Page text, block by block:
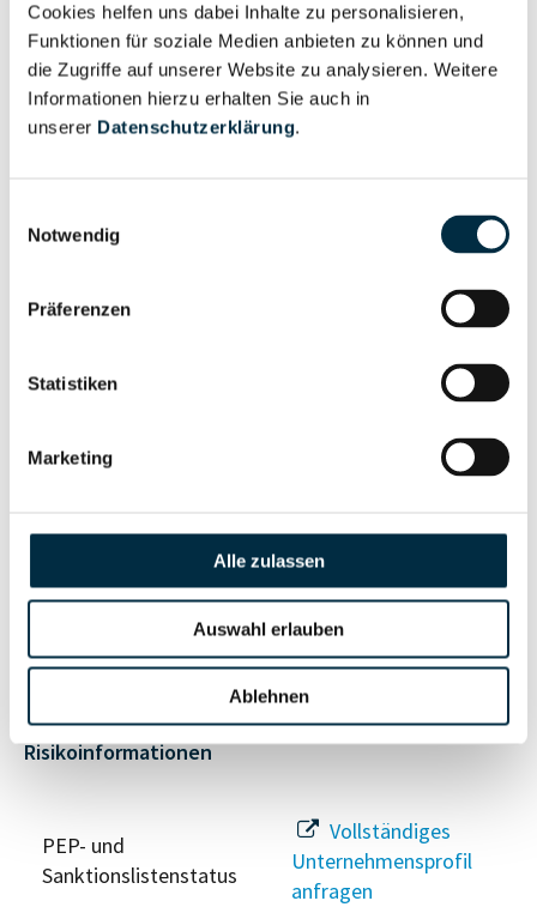
Cookies helfen uns dabei Inhalte zu personalisieren,
Funktionen für soziale Medien anbieten zu können und
die Zugriffe auf unserer Website zu analysieren. Weitere
Informationen hierzu erhalten Sie auch in
unserer Datenschutzerklärung.
Notwendig
Präferenzen
Statistiken
Marketing
Alle zulassen
Auswahl erlauben
Ablehnen
Wirtschaftlich
Berechtigter
Vollständiges
Unternehmensprofil
anfragen
Gesellschafterstruktur
Vollständiges
Unternehmensprofil
Unternehmensnetzwerk
Vollständiges
Unternehmensprofil
Wirtschaftlich
Berechtigten Pfad
Unternehmensprofil
anfragen
Risikoinformationen
PEP- und
Sanktionslistenstatus
Vollständiges
Unternehmensprofil
anfragen